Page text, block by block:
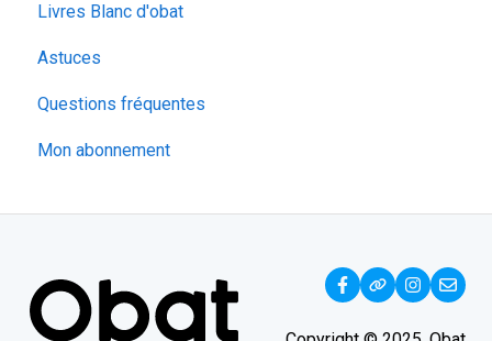
Livres Blanc d'obat
Astuces
Questions fréquentes
Mon abonnement